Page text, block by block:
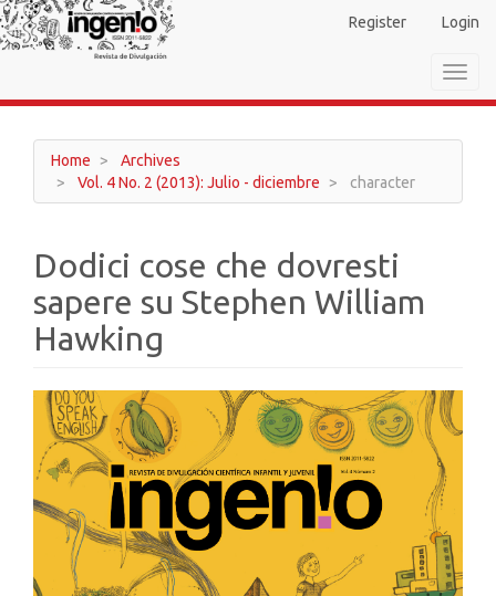
Main
Navigation
Main
Sidebar
Register Login
Home
Archives
Vol. 4 No. 2 (2013): Julio - diciembre
character
Dodici cose che dovresti
sapere su Stephen William
Hawking
Article
Sidebar